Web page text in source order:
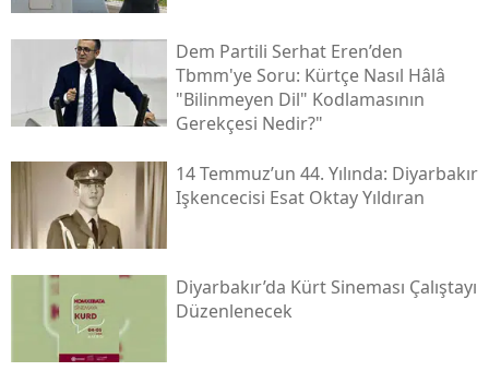
Dem Partili Serhat Eren’den
Tbmm'ye Soru: Kürtçe Nasıl Hâlâ
"bilinmeyen Dil" Kodlamasının
Gerekçesi Nedir?"
14 Temmuz’un 44. Yılında: Diyarbakır
Işkencecisi Esat Oktay Yıldıran
Diyarbakır’da Kürt Sineması Çalıştayı
Düzenlenecek